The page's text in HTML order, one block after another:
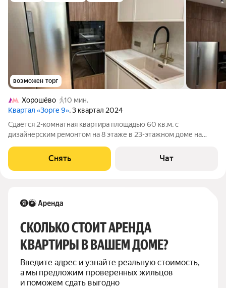
возможен торг
Хорошёво
10 мин.
Квартал «Зорге 9», 3 квартал 2024
Сдаётся 2-комнатная квартира площадью 60 кв.м. с
дизайнерским ремонтом на 8 этаже в 23-этажном доме на
Стиральная машина Сушильная машина Холодильник
Кондиционер Микроволновка Дом -
Снять Чат
СКОЛЬКО СТОИТ АРЕНДА
КВАРТИРЫ В ВАШЕМ ДОМЕ?
Введите адрес и узнайте реальную стоимость,
а мы предложим проверенных жильцов
и поможем сдать выгодно